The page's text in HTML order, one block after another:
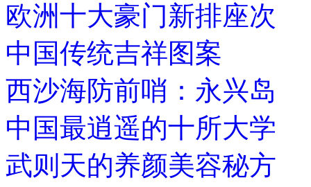
欧洲十大豪门新排座次
中国传统吉祥图案
西沙海防前哨：永兴岛
中国最逍遥的十所大学
武则天的养颜美容秘方